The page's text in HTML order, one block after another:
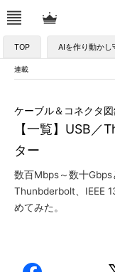
TOP AIを作り動かし
連載
【一覧】USB／
ター
ケーブル＆コネクタ
数百Mbps～数十
Thunbderbolt、IEEE
めてみた。